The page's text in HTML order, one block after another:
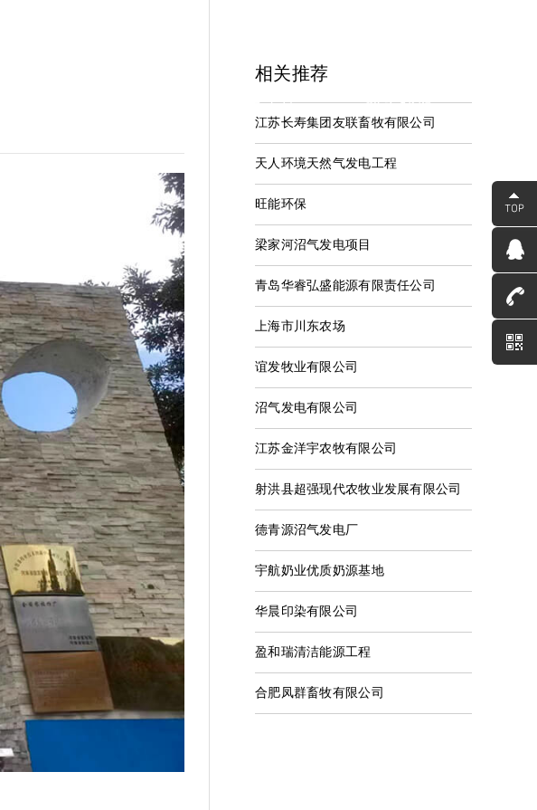
服务支持
服务中心
联系我们
联系河海
相关推荐
江苏长寿集团友联畜牧有限公司
天人环境天然气发电工程
旺能环保
梁家河沼气发电项目
青岛华睿弘盛能源有限责任公司
上海市川东农场
谊发牧业有限公司
沼气发电有限公司
江苏金洋宇农牧有限公司
射洪县超强现代农牧业发展有限公司
德青源沼气发电厂
宇航奶业优质奶源基地
华晨印染有限公司
盈和瑞清洁能源工程
合肥凤群畜牧有限公司